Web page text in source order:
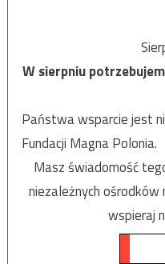
W sierpniu
Państwa wsparcie jest
Fundacji Magna Polonia.
Masz świadomość
niezależnych ośrodków
wspieraj